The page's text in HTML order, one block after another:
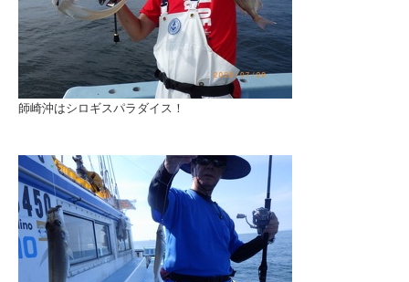
師崎沖はシロギスパラダイス！